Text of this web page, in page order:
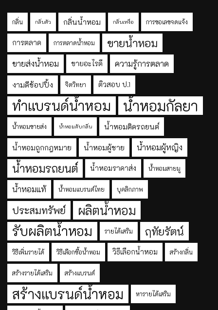
กลิ่น กลิ่นตัว กลิ่นน้ำหอม กลิ่นเหงื่อ การขอเลขจดแจ้ง
การตลาด การตลาดน้ำหอม ขายน้ำหอม
ขายส่งน้ำหอม ขายอะไรดี ความรู้การตลาด
งามดีช้อปปิ้ง จิตวิทยา ติวสอบ ป.1
ทำแบรนด์น้ำหอม น้ำหอมกัลยา
น้ำหอมขายส่ง น้ำหอมดับกลิ่น น้ำหอมติดรถยนต์
น้ำหอมถูกกฎหมาย น้ำหอมผู้ชาย น้ำหอมผู้หญิง
น้ำหอมรถยนต์ น้ำหอมราคาส่ง น้ำหอมสายมู
น้ำหอมแท้ น้ำหอมแบรนด์ไทย บุคลิกภาพ
ประสมทรัพย์ ผลิตน้ำหอม
รับผลิตน้ำหอม รายได้เสริม ฤทัยรัตน์
วิธีเพิ่มรายได้ วิธีเลือกซื้อน้ำหอม วิธีเลือกน้ำหอม สร้างกลิ่น
สร้างรายได้เสริม สร้างแบรนด์
สร้างแบรนด์น้ำหอม หารายได้เสริม